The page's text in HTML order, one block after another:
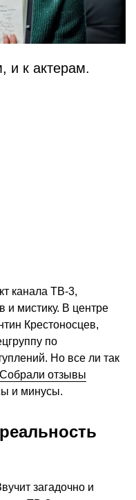
и к актерам.
канала ТВ-3,
и мистику. В центре
Крестоносцев,
по
Но все ли так
Собрали отзывы
и минусы.
загадочно и